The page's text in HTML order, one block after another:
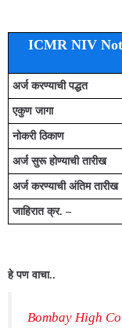
ICMR NIV
अर्ज करण्याची पद्धत
एकुण जागा
नोकरी ठिकाण
अर्ज सुरू होण्याची तारीख
अर्ज करण्याची अंतिम तारीख
जाहिरात क्र. –
हे पण वाचा..
Bombay High